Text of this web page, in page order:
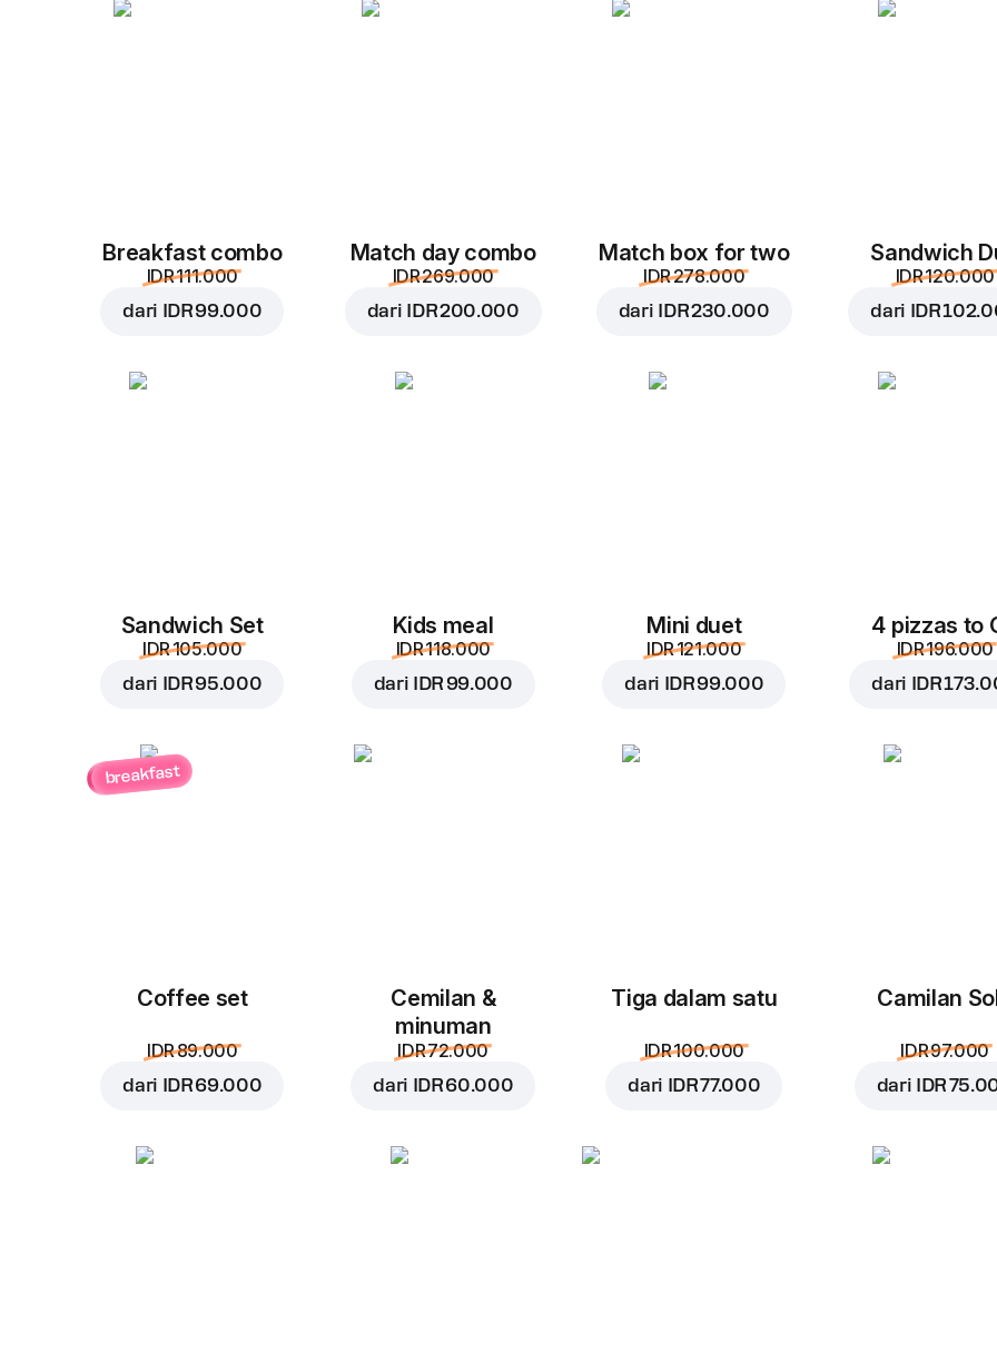
Breakfast combo
IDR 111.000
dari IDR 99.000
Match day combo
IDR 269.000
dari IDR 200.000
Match box for two
IDR 278.000
dari IDR 230.000
Sandwich
IDR 120.000
dari IDR
Sandwich Set
IDR 105.000
dari IDR 95.000
Kids meal
IDR 118.000
dari IDR 99.000
Mini duet
IDR 121.000
dari IDR 99.000
4 pizzas to
IDR 196.000
dari IDR
breakfast
Coffee set
IDR 89.000
dari IDR 69.000
Cemilan &
minuman
IDR 72.000
dari IDR 60.000
Tiga dalam satu
IDR 100.000
dari IDR 77.000
Camilan
IDR 97.000
dari IDR